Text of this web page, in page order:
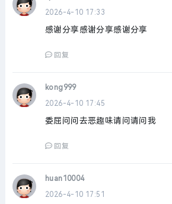
2026-4-10 17:33
感谢分享感谢分享感谢分享
回复
kong999
2026-4-10 17:45
委屈问问去恶趣味请问请问我
回复
huan10004
2026-4-10 17:51